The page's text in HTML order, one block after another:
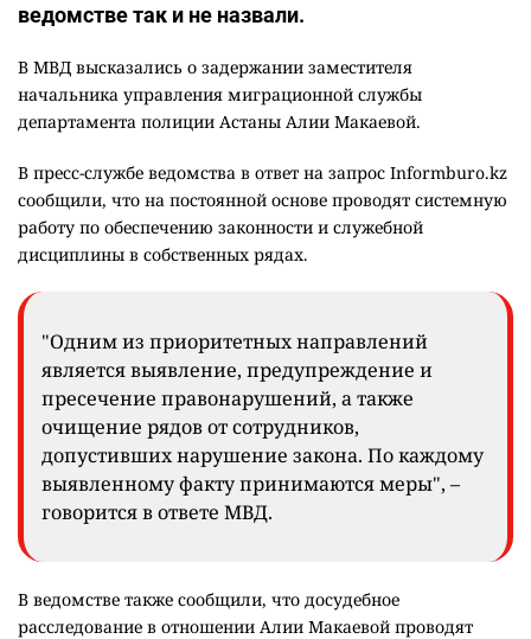
ведомстве так и не назвали.
В МВД высказались о задержании заместителя
начальника управления миграционной службы
департамента полиции Астаны Алии Макаевой.
В пресс-службе ведомства в ответ на запрос Informburo.kz
сообщили, что на постоянной основе проводят системную
работу по обеспечению законности и служебной
дисциплины в собственных рядах.
"Одним из приоритетных направлений
является выявление, предупреждение и
пресечение правонарушений, а также
очищение рядов от сотрудников,
допустивших нарушение закона. По каждому
выявленному факту принимаются меры", –
говорится в ответе МВД.
В ведомстве также сообщили, что досудебное
расследование в отношении Алии Макаевой проводят